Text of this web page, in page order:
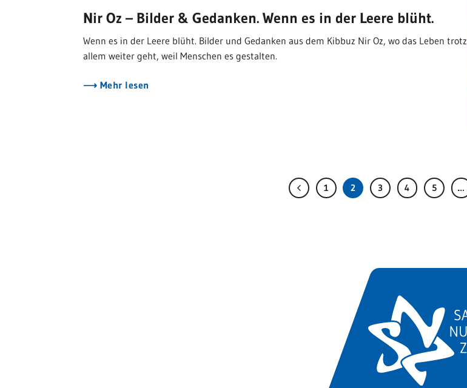
Nir Oz – Bilder & Gedanken. Wenn es in der Leere blüht.
Wenn es in der Leere blüht. Bilder und Gedanken aus dem Kibbuz Nir Oz, wo das Leben trotz
allem weiter geht, weil Menschen es gestalten.
Mehr lesen
1 2 3 4 5 …